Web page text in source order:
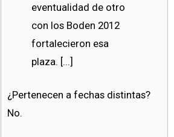
eventualidad de otro
con los Boden 2012
fortalecieron esa
plaza. [...]
¿Pertenecen a fechas distintas?
No.